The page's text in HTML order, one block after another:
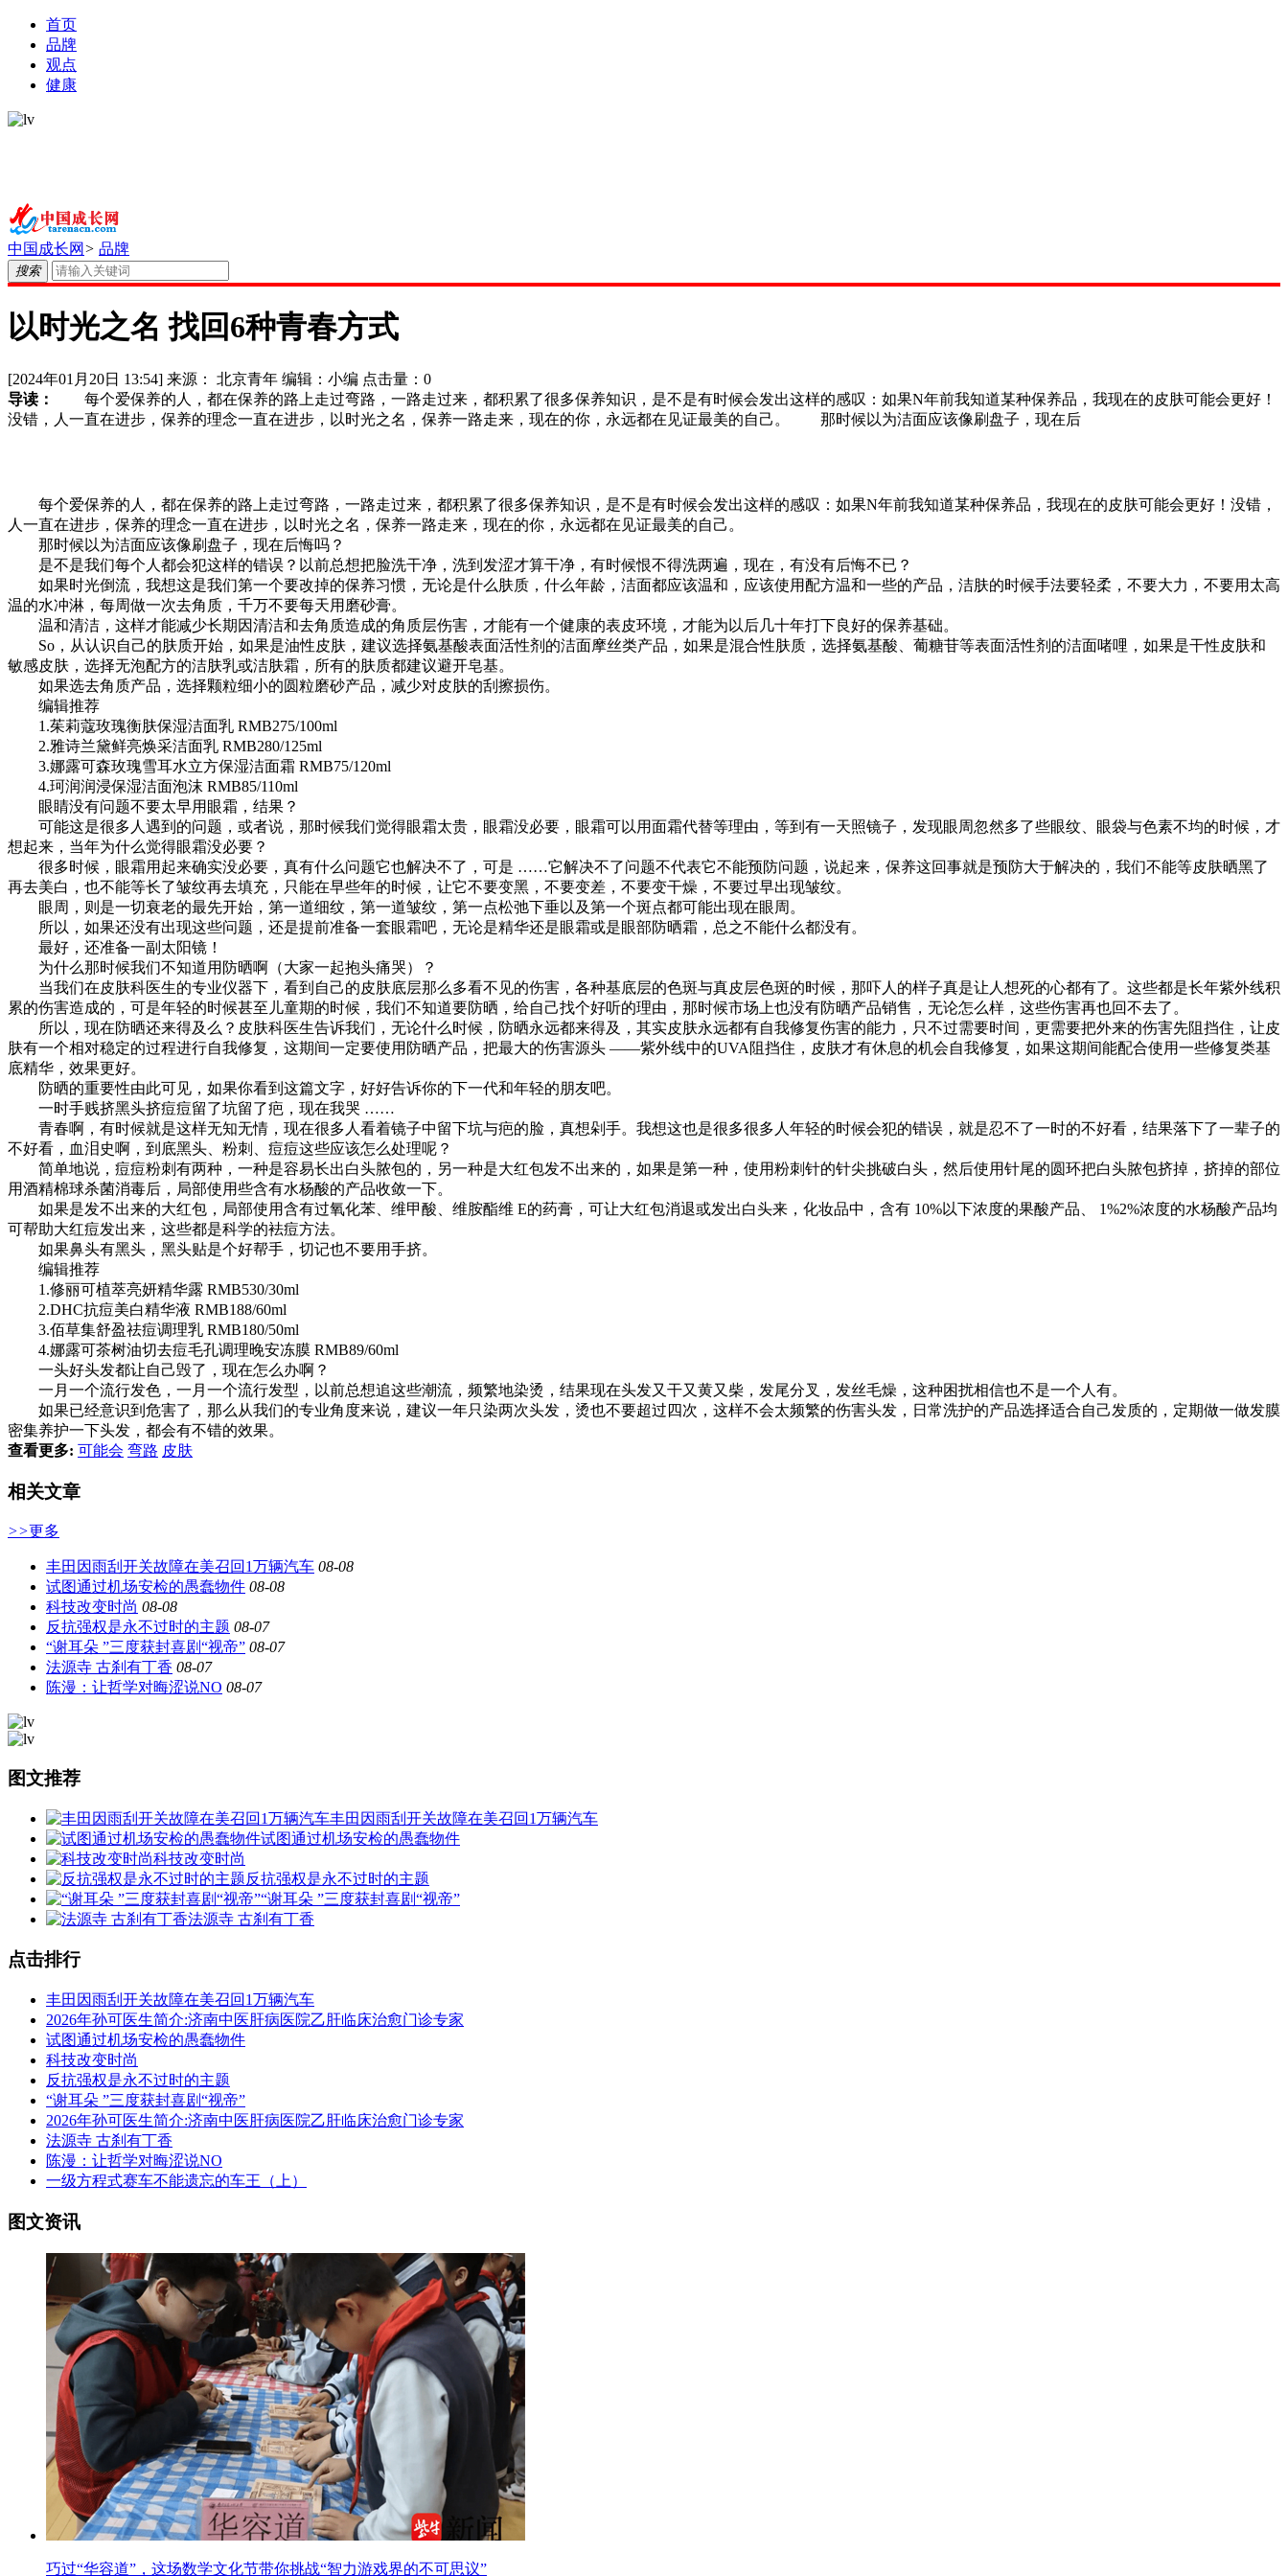
首页
品牌
观点
健康
中国成长网 > 品牌
搜索
以时光之名 找回6种青春方式
[2024年01月20日 13:54] 来源： 北京青年 编辑： 小编 点击量： 0
导读：
每个爱保养的人，都在保养的路上走过弯路，一路走过来，都积累了很多保养知识，是不是有时候会发出这样的感叹：如果N年前我知道某种保养品，我现在的皮肤可能会更好！
没错，人一直在进步，保养的理念一直在进步，以时光之名，保养一路走来，现在的你，永远都在见证最美的自己。 那时候以为洁面应该像刷盘子，现在后
每个爱保养的人，都在保养的路上走过弯路，一路走过来，都积累了很多保养知识，是不是有时候会发出这样的感叹：如果N年前我知道某种保养品，我现在的皮肤可能会更好！没错，
人一直在进步，保养的理念一直在进步，以时光之名，保养一路走来，现在的你，永远都在见证最美的自己。
那时候以为洁面应该像刷盘子，现在后悔吗？
是不是我们每个人都会犯这样的错误？以前总想把脸洗干净，洗到发涩才算干净，有时候恨不得洗两遍，现在，有没有后悔不已？
如果时光倒流，我想这是我们第一个要改掉的保养习惯，无论是什么肤质，什么年龄，洁面都应该温和，应该使用配方温和一些的产品，洁肤的时候手法要轻柔，不要大力，不要用太高
温的水冲淋，每周做一次去角质，千万不要每天用磨砂膏。
温和清洁，这样才能减少长期因清洁和去角质造成的角质层伤害，才能有一个健康的表皮环境，才能为以后几十年打下良好的保养基础。
So，从认识自己的肤质开始，如果是油性皮肤，建议选择氨基酸表面活性剂的洁面摩丝类产品，如果是混合性肤质，选择氨基酸、葡糖苷等表面活性剂的洁面啫哩，如果是干性皮肤和
敏感皮肤，选择无泡配方的洁肤乳或洁肤霜，所有的肤质都建议避开皂基。
如果选去角质产品，选择颗粒细小的圆粒磨砂产品，减少对皮肤的刮擦损伤。
编辑推荐
1.茱莉蔻玫瑰衡肤保湿洁面乳 RMB275/100ml
2.雅诗兰黛鲜亮焕采洁面乳 RMB280/125ml
3.娜露可森玫瑰雪耳水立方保湿洁面霜 RMB75/120ml
4.珂润润浸保湿洁面泡沫 RMB85/110ml
眼睛没有问题不要太早用眼霜，结果？
可能这是很多人遇到的问题，或者说，那时候我们觉得眼霜太贵，眼霜没必要，眼霜可以用面霜代替等理由，等到有一天照镜子，发现眼周忽然多了些眼纹、眼袋与色素不均的时候，才
想起来，当年为什么觉得眼霜没必要？
很多时候，眼霜用起来确实没必要，真有什么问题它也解决不了，可是 ……它解决不了问题不代表它不能预防问题，说起来，保养这回事就是预防大于解决的，我们不能等皮肤晒黑了
再去美白，也不能等长了皱纹再去填充，只能在早些年的时候，让它不要变黑，不要变差，不要变干燥，不要过早出现皱纹。
眼周，则是一切衰老的最先开始，第一道细纹，第一道皱纹，第一点松弛下垂以及第一个斑点都可能出现在眼周。
所以，如果还没有出现这些问题，还是提前准备一套眼霜吧，无论是精华还是眼霜或是眼部防晒霜，总之不能什么都没有。
最好，还准备一副太阳镜！
为什么那时候我们不知道用防晒啊（大家一起抱头痛哭）？
当我们在皮肤科医生的专业仪器下，看到自己的皮肤底层那么多看不见的伤害，各种基底层的色斑与真皮层色斑的时候，那吓人的样子真是让人想死的心都有了。这些都是长年紫外线积
累的伤害造成的，可是年轻的时候甚至儿童期的时候，我们不知道要防晒，给自己找个好听的理由，那时候市场上也没有防晒产品销售，无论怎么样，这些伤害再也回不去了。
所以，现在防晒还来得及么？皮肤科医生告诉我们，无论什么时候，防晒永远都来得及，其实皮肤永远都有自我修复伤害的能力，只不过需要时间，更需要把外来的伤害先阻挡住，让皮
肤有一个相对稳定的过程进行自我修复，这期间一定要使用防晒产品，把最大的伤害源头 ——紫外线中的UVA阻挡住，皮肤才有休息的机会自我修复，如果这期间能配合使用一些修复类基
底精华，效果更好。
防晒的重要性由此可见，如果你看到这篇文字，好好告诉你的下一代和年轻的朋友吧。
一时手贱挤黑头挤痘痘留了坑留了疤，现在我哭 ……
青春啊，有时候就是这样无知无情，现在很多人看着镜子中留下坑与疤的脸，真想剁手。我想这也是很多很多人年轻的时候会犯的错误，就是忍不了一时的不好看，结果落下了一辈子的
不好看，血泪史啊，到底黑头、粉刺、痘痘这些应该怎么处理呢？
简单地说，痘痘粉刺有两种，一种是容易长出白头脓包的，另一种是大红包发不出来的，如果是第一种，使用粉刺针的针尖挑破白头，然后使用针尾的圆环把白头脓包挤掉，挤掉的部位
用酒精棉球杀菌消毒后，局部使用些含有水杨酸的产品收敛一下。
如果是发不出来的大红包，局部使用含有过氧化苯、维甲酸、维胺酯维 E的药膏，可让大红包消退或发出白头来，化妆品中，含有 10%以下浓度的果酸产品、 1%2%浓度的水杨酸产品均
可帮助大红痘发出来，这些都是科学的袪痘方法。
如果鼻头有黑头，黑头贴是个好帮手，切记也不要用手挤。
编辑推荐
1.修丽可植萃亮妍精华露 RMB530/30ml
2.DHC抗痘美白精华液 RMB188/60ml
3.佰草集舒盈祛痘调理乳 RMB180/50ml
4.娜露可茶树油切去痘毛孔调理晚安冻膜 RMB89/60ml
一头好头发都让自己毁了，现在怎么办啊？
一月一个流行发色，一月一个流行发型，以前总想追这些潮流，频繁地染烫，结果现在头发又干又黄又柴，发尾分叉，发丝毛燥，这种困扰相信也不是一个人有。
如果已经意识到危害了，那么从我们的专业角度来说，建议一年只染两次头发，烫也不要超过四次，这样不会太频繁的伤害头发，日常洗护的产品选择适合自己发质的，定期做一做发膜
密集养护一下头发，都会有不错的效果。
查看更多: 可能会 弯路 皮肤
相关文章
>>更多
丰田因雨刮开关故障在美召回1万辆汽车 08-08
试图通过机场安检的愚蠢物件 08-08
科技改变时尚 08-08
反抗强权是永不过时的主题 08-07
“谢耳朵 ”三度获封喜剧“视帝” 08-07
法源寺 古刹有丁香 08-07
陈漫：让哲学对晦涩说NO 08-07
图文推荐
丰田因雨刮开关故障在美召回1万辆汽车
试图通过机场安检的愚蠢物件
科技改变时尚
反抗强权是永不过时的主题
“谢耳朵 ”三度获封喜剧“视帝”
法源寺 古刹有丁香
点击排行
丰田因雨刮开关故障在美召回1万辆汽车
2026年孙可医生简介:济南中医肝病医院乙肝临床治愈门诊专家
试图通过机场安检的愚蠢物件
科技改变时尚
反抗强权是永不过时的主题
“谢耳朵 ”三度获封喜剧“视帝”
2026年孙可医生简介:济南中医肝病医院乙肝临床治愈门诊专家
法源寺 古刹有丁香
陈漫：让哲学对晦涩说NO
一级方程式赛车不能遗忘的车王（上）
图文资讯
巧过“华容道”，这场数学文化节带你挑战“智力游戏界的不可思议”